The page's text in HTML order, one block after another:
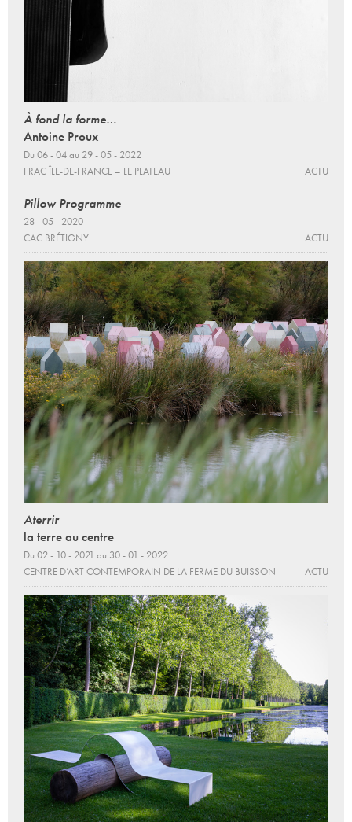
À fond la forme…
Antoine Proux
Du 06 - 04 au 29 - 05 - 2022
FRAC ÎLE-DE-FRANCE – LE PLATEAU
ACTU
Pillow Programme
28 - 05 - 2020
CAC BRÉTIGNY
ACTU
Aterrir
la terre au centre
Du 02 - 10 - 2021 au 30 - 01 - 2022
CENTRE D’ART CONTEMPORAIN DE LA FERME DU BUISSON
ACTU